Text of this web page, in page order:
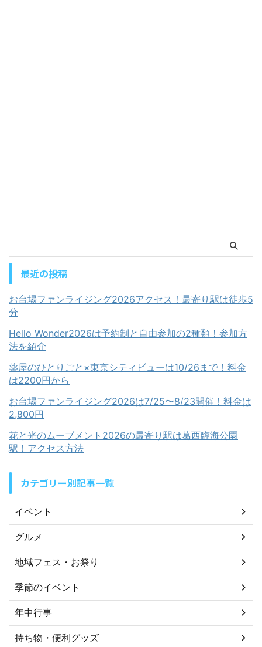
最近の投稿
お台場ファンライジング2026アクセス！最寄り駅は徒歩5
分
Hello Wonder2026は予約制と自由参加の2種類！参加方
法を紹介
薬屋のひとりごと×東京シティビューは10/26まで！料金
は2200円から
お台場ファンライジング2026は7/25〜8/23開催！料金は
2,800円
花と光のムーブメント2026の最寄り駅は葛西臨海公園
駅！アクセス方法
カテゴリー別記事一覧
イベント
グルメ
地域フェス・お祭り
季節のイベント
年中行事
持ち物・便利グッズ